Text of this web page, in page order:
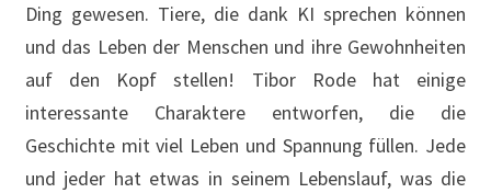
Ding gewesen. Tiere, die dank KI sprechen können
und das Leben der Menschen und ihre Gewohnheiten
auf den Kopf stellen! Tibor Rode hat einige
interessante Charaktere entworfen, die die
Geschichte mit viel Leben und Spannung füllen. Jede
und jeder hat etwas in seinem Lebenslauf, was die